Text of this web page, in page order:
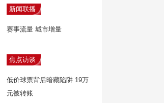
新闻联播
赛事流量 城市增量
焦点访谈
低价球票背后暗藏陷阱 19万
元被转账